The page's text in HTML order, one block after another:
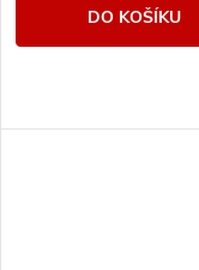
DO KOŠÍKU